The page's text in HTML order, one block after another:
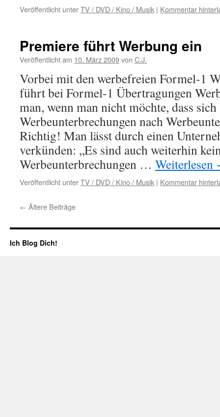
Veröffentlicht unterTV / DVD / Kino / Musik | Kommentar
Premiere führt Werbung ein
Veröffentlicht am 10. März 2009von C.J.
Vorbei mit den werbefreien Formel-1
führt bei Formel-1 Übertragungen
man, wenn man nicht möchte, dass sich
Werbeunterbrechungen nach
Richtig! Man lässt durch einen
verkünden: „Es sind auch weiterhin
Werbeunterbrechungen … Weiterlesen
Veröffentlicht unterTV / DVD / Kino / Musik | Kommentar
← Ältere Beiträge
Ich Blog Dich!